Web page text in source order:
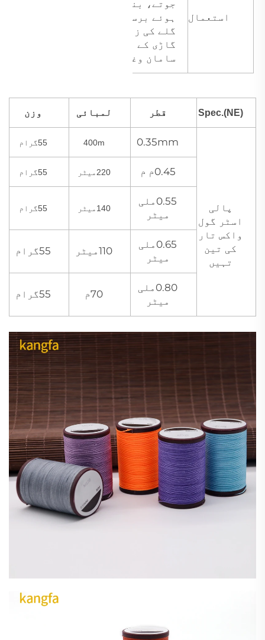
استعمال
جوتے، بنائے
ہوئے برسٹلٹ،
گلے کی زیور،
گاڑی کے
سامان وغیرہ۔
Spec.(NE) قطر لمبائی وزن
پالی
اسٹر گول
واکس تار
کی تین
تہیں
0.35mm
400m 55گرام
0.45م م 220میٹر 55گرام
0.55ملی
میٹر
140میٹر 55گرام
0.65ملی
میٹر
110میٹر 55گرام
0.80ملی
میٹر
70م 55گرام